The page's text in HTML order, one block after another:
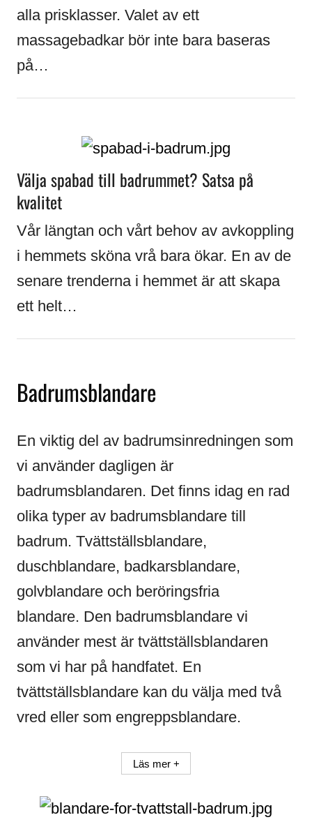
alla prisklasser. Valet av ett
massagebadkar bör inte bara baseras
på…
Välja spabad till badrummet? Satsa på
kvalitet
Vår längtan och vårt behov av avkoppling
i hemmets sköna vrå bara ökar. En av de
senare trenderna i hemmet är att skapa
ett helt…
Badrumsblandare
En viktig del av badrumsinredningen som
vi använder dagligen är
badrumsblandaren. Det finns idag en rad
olika typer av badrumsblandare till
badrum. Tvättställsblandare,
duschblandare, badkarsblandare,
golvblandare och beröringsfria
blandare. Den badrumsblandare vi
använder mest är tvättställsblandaren
som vi har på handfatet. En
tvättställsblandare kan du välja med två
vred eller som engreppsblandare.
Läs mer +